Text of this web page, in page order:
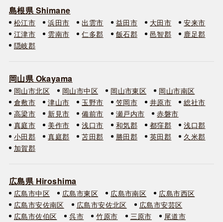
島根県 Shimane
松江市 浜田市 出雲市 益田市 大田市
安来市
江津市
雲南市 仁多郡 飯石郡 邑智郡
鹿足郡
隠岐郡
岡山県 Okayama
岡山市北区 岡山市中区 岡山市東区
岡山市南区
倉敷市
津山市 玉野市 笠岡市 井原市
総社市
高梁市
新見市 備前市 瀬戸内市
赤磐市
真庭市
美作市 浅口市 和気郡 都窪郡
浅口郡
小田郡
真庭郡 苫田郡 勝田郡 英田郡
久米郡
加賀郡
広島県 Hiroshima
広島市中区 広島市東区 広島市南区
広島市西区
広島市安佐南区
広島市安佐北区
広島市安芸区
広島市佐伯区
呉市 竹原市 三原市 尾道市